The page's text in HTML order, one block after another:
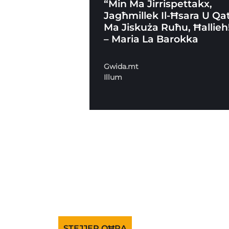
“Min Ma Jirrispettakx,
Jagħmillek Il-Ħsara U
Ma Jiskuża Ruħu,
– Maria La Barokka
Gwida.mt
Illum